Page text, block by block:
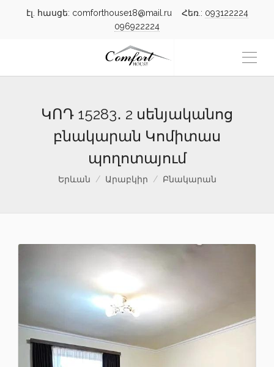
էլ. հասցե: comforthouse18@mail.ru Հեռ.: 093122224
096922224
ԿՈԴ 15283․ 2 սենյականոց
բնակարան Կոմիտաս
պողոտայում
Երևան Արաբկիր Բնակարան